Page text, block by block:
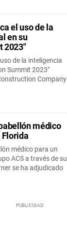
el uso de la
en su
2023"
de la inteligencia
Summit 2023"
Company
médico
Florida
médico para un
ACS a través de su
se ha adjudicado